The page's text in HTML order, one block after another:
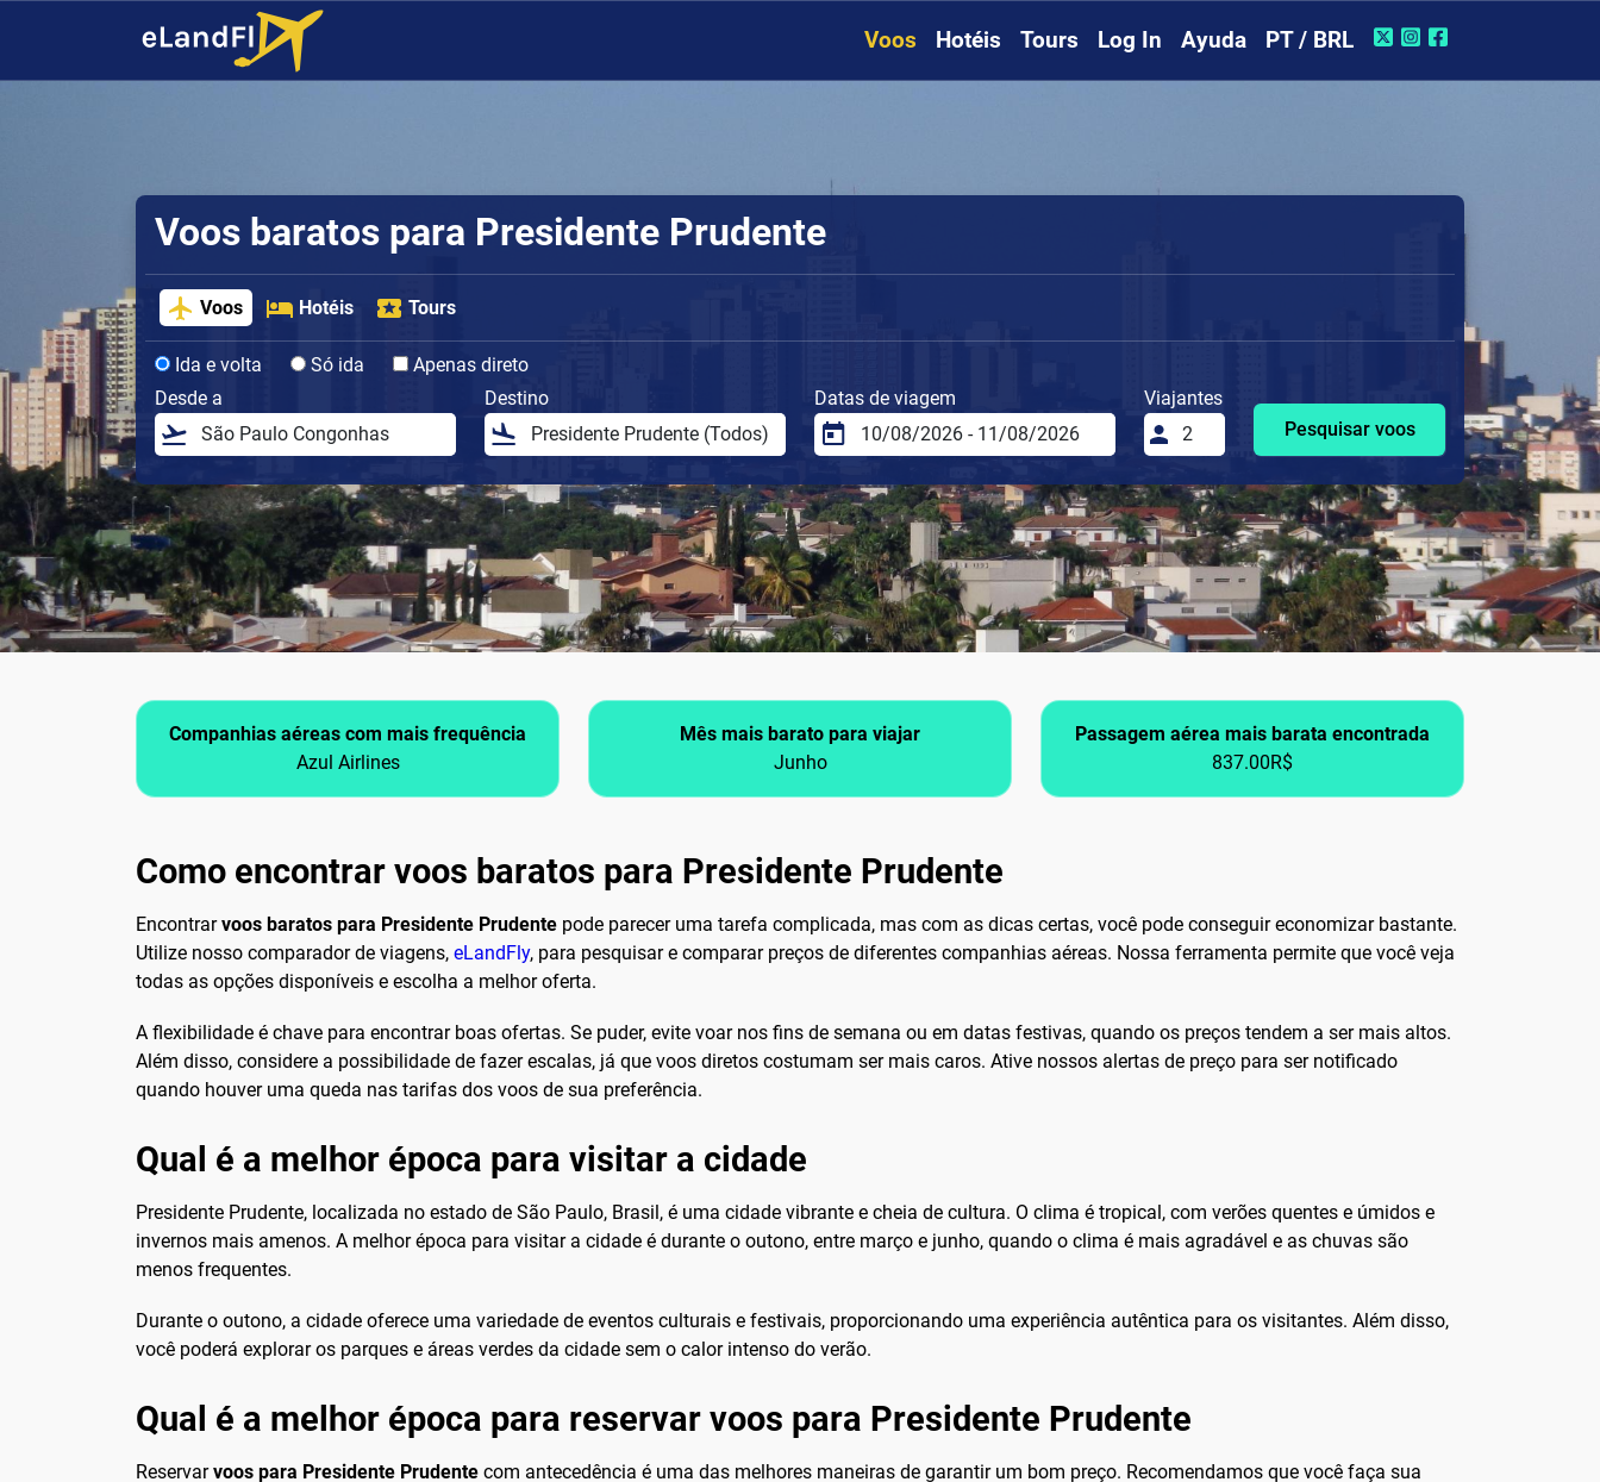
Voos Hotéis Tours Log In Ayuda PT / BRL
Voos baratos para Presidente Prudente
Voos Hotéis Tours
Ida e volta Só ida
Apenas direto
Desde a
Destino Datas de viagem
Viajantes
Pesquisar voos
Companhias aéreas com mais frequência
Azul Airlines
Mês mais barato para viajar
Junho
Passagem aérea mais barata encontrada
837.00R$
Como encontrar voos baratos para Presidente Prudente
Encontrarvoos baratos para Presidente Prudente pode parecer uma tarefa complicada, mas com as dicas certas, você pode conseguir economizar bastante.
Utilize nosso comparador de viagens, eLandFly, para pesquisar e comparar preços de diferentes companhias aéreas. Nossa ferramenta permite que você veja
todas as opções disponíveis e escolha a melhor oferta.
A flexibilidade é chave para encontrar boas ofertas. Se puder, evite voar nos fins de semana ou em datas festivas, quando os preços tendem a ser mais altos.
Além disso, considere a possibilidade de fazer escalas, já que voos diretos costumam ser mais caros. Ative nossos alertas de preço para ser notificado
quando houver uma queda nas tarifas dos voos de sua preferência.
Qual é a melhor época para visitar a cidade
Presidente Prudente, localizada no estado de São Paulo, Brasil, é uma cidade vibrante e cheia de cultura. O clima é tropical, com verões quentes e úmidos e
invernos mais amenos. A melhor época para visitar a cidade é durante o outono, entre março e junho, quando o clima é mais agradável e as chuvas são
menos frequentes.
Durante o outono, a cidade oferece uma variedade de eventos culturais e festivais, proporcionando uma experiência autêntica para os visitantes. Além disso,
você poderá explorar os parques e áreas verdes da cidade sem o calor intenso do verão.
Qual é a melhor época para reservar voos para Presidente Prudente
Reservarvoos para Presidente Prudente com antecedência é uma das melhores maneiras de garantir um bom preço. Recomendamos que você faça sua